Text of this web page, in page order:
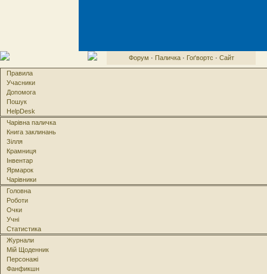
Форум · Паличка· Гоґвортс · Сайт
Правила
Учасники
Допомога
Пошук
HelpDesk
Чарівна паличка
Книга заклинань
Зілля
Крамниця
Інвентар
Ярмарок
Чарівники
Головна
Роботи
Очки
Учні
Статистика
Журнали
Мій Щоденник
Персонажі
Фанфикшн